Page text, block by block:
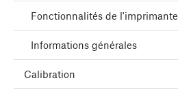
Fonctionnalités de l'imprimante
Informations générales
Calibration